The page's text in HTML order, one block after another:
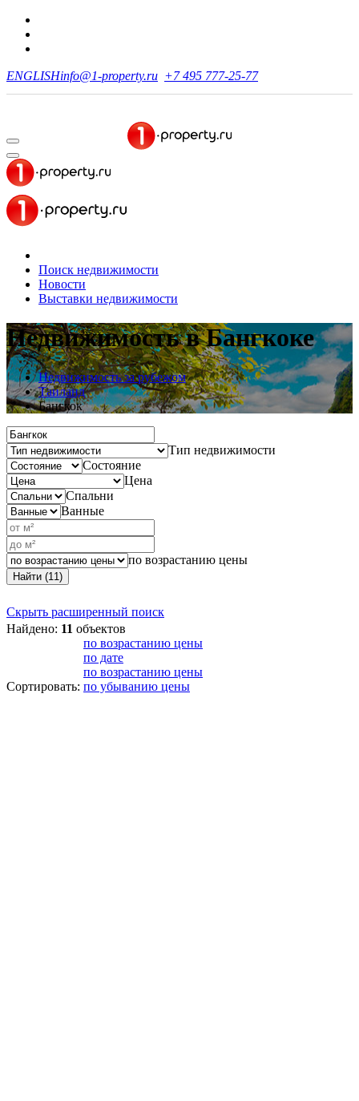
ENGLISHinfo@1-property.ru +7 495 777-25-77
Поиск недвижимости
Новости
Выставки недвижимости
Недвижимостьв Бангкоке
Недвижимость за рубежом
Таиланд
Бангкок
Тип недвижимости
Состояние
Цена
Спальни
Ванные
по возрастанию цены
Найти (11)
Скрыть расширенный поиск
Найдено: 11 объектов
Сортировать:
по возрастанию цены
по дате
по возрастанию цены
по убыванию цены